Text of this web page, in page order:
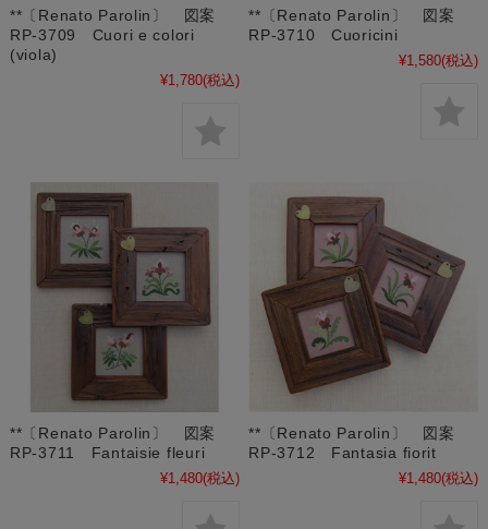
**〔Renato Parolin〕 図案
RP-3709 Cuori e colori
(viola)
¥1,780(税込)
**〔Renato Parolin〕 図案
RP-3710 Cuoricini
¥1,580(税込)
**〔Renato Parolin〕 図案
RP-3711 Fantaisie fleuri
¥1,480(税込)
**〔Renato Parolin〕 図案
RP-3712 Fantasia fiorit
¥1,480(税込)